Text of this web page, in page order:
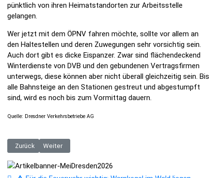
pünktlich von ihren Heimatstandorten zur Arbeitsstelle
gelangen.
Wer jetzt mit dem ÖPNV fahren möchte, sollte vor allem an
den Haltestellen und deren Zuwegungen sehr vorsichtig sein.
Auch dort gibt es dicke Eispanzer. Zwar sind flächendeckend
Winterdienste von DVB und den gebundenen Vertragsfirmen
unterwegs, diese können aber nicht überall gleichzeitig sein. Bis
alle Bahnsteige an den Stationen gestreut und abgestumpft
sind, wird es noch bis zum Vormittag dauern.
Quelle: Dresdner Verkehrsbetriebe AG
Vorheriger Beitrag: RB72: Regionalbahn in Glashütte zurück aufs Gleis
Zurück Nächster Beitrag: DVB: Gleis und Fahrleitungsarbeiten in
Weiter